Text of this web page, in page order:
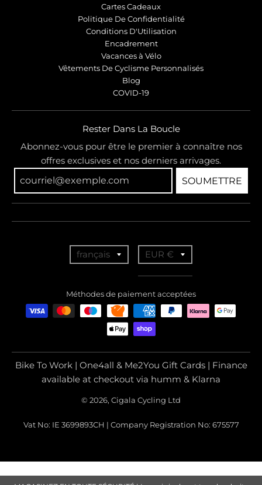
Cartes Cadeaux
Politique De Confidentialité
Conditions D'Utilisation
Encadrement
Vacances à Vélo
Vêtements De Cyclisme Personnalisés
Blog
COVID-19
Rester Dans La Boucle
Abonnez-vous pour être le premier à connaître nos
offres exclusives et nos derniers arrivages.
SOUMETTRE
a
n
a
t
n
i
français
n
s
l
a
t
i
n
i
EUR €
Méthodes de paiement acceptées
Bike To Work | One4all & Me2You Gift Cards | Finance
available at checkout via humm & Klarna
© 2026, Cigala Cycling Ltd
Vat No: IE 3699893CH | Company Registration No: 675577